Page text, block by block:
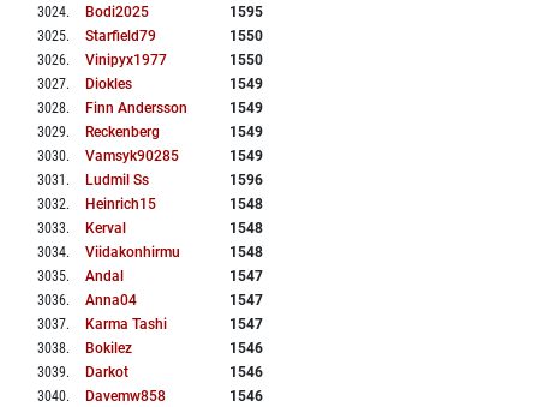
3024. Bodi2025
1595
3025. Starfield79
1550
3026. Vinipyx1977
1550
3027. Diokles
1549
3028. Finn Andersson
1549
3029. Reckenberg
1549
3030. Vamsyk90285
1549
3031 . Ludmil Ss
1596
3032. Heinrich15
1548
3033. Kerval
1548
3034. Viidakonhirmu
1548
3035. Andal
1547
3036. Anna04
1547
3037. Karma Tashi
1547
3038. Bokilez
1546
3039. Darkot
1546
3040. Davemw858
1546